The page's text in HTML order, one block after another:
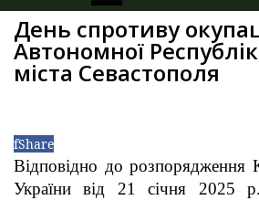
День спротиву
Автономної
міста Севастополя
fShare
Відповідно до розпорядження
України від 21 січня